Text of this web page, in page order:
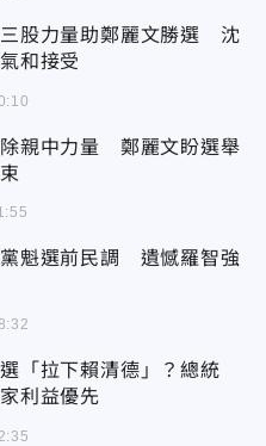
股力量助鄭麗文勝選 沈
和接受
親中力量 鄭麗文盼選舉
魁選前民調 遺憾羅智強
「拉下賴清德」？總統
利益優先